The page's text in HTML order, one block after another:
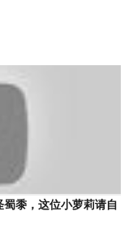
蜀黍，这位小萝莉请自